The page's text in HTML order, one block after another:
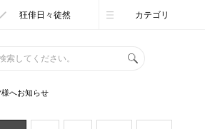
狂俳日々徒然 カテゴリ
様へお知らせ